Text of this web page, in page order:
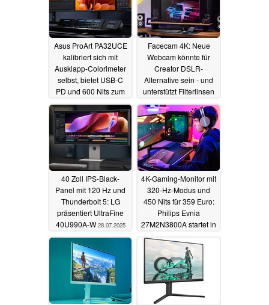
Asus ProArt PA32UCE
kalibriert sich mit
Ausklapp-Colorimeter
selbst, bietet USB-C
PD und 600 Nits zum
Mittelklasse-Preis
31.07.2025
Facecam 4K: Neue
Webcam könnte für
Creator DSLR-
Alternative sein - und
unterstützt Filterlinsen
29.07.2025
40 Zoll IPS-Black-
Panel mit 120 Hz und
Thunderbolt 5: LG
präsentiert UltraFine
40U990A-W28.07.2025
4K-Gaming-Monitor mit
320-Hz-Modus und
450 Nits für 359 Euro:
Philips Evnia
27M2N3800A startet in
den Verkauf